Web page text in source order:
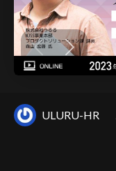
ULURU-HR